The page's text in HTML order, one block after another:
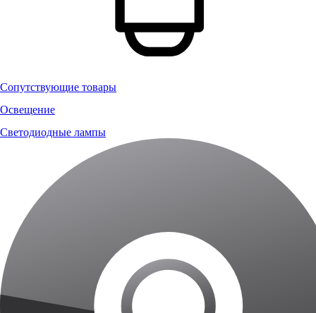
Сопутствующие товары
Освещение
Светодиодные лампы